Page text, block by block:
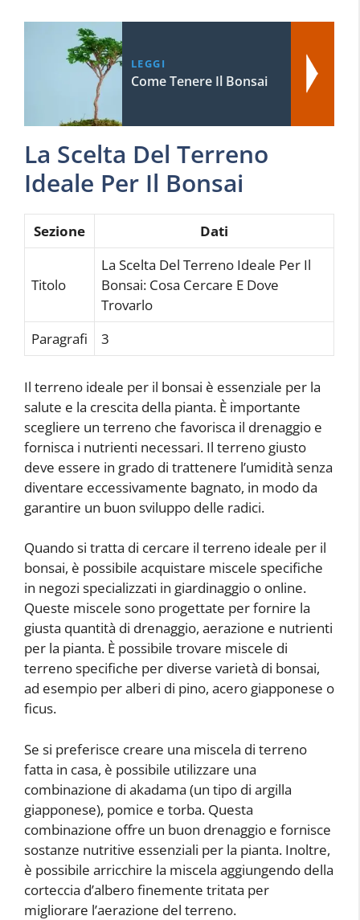
LEGGI
Come Tenere Il Bonsai
La Scelta Del Terreno
Ideale Per Il Bonsai
Sezione Dati
Titolo
La Scelta Del Terreno Ideale Per Il
Bonsai: Cosa Cercare E Dove
Trovarlo
Paragrafi
3
Il terreno ideale per il bonsai è essenziale per la
salute e la crescita della pianta. È importante
scegliere un terreno che favorisca il drenaggio e
fornisca i nutrienti necessari. Il terreno giusto
deve essere in grado di trattenere l’umidità senza
diventare eccessivamente bagnato, in modo da
garantire un buon sviluppo delle radici.
Quando si tratta di cercare il terreno ideale per il
bonsai, è possibile acquistare miscele specifiche
in negozi specializzati in giardinaggio o online.
Queste miscele sono progettate per fornire la
giusta quantità di drenaggio, aerazione e nutrienti
per la pianta. È possibile trovare miscele di
terreno specifiche per diverse varietà di bonsai,
ad esempio per alberi di pino, acero giapponese o
ficus.
Se si preferisce creare una miscela di terreno
fatta in casa, è possibile utilizzare una
combinazione di akadama (un tipo di argilla
giapponese), pomice e torba. Questa
combinazione offre un buon drenaggio e fornisce
sostanze nutritive essenziali per la pianta. Inoltre,
è possibile arricchire la miscela aggiungendo della
corteccia d’albero finemente tritata per
migliorare l’aerazione del terreno.